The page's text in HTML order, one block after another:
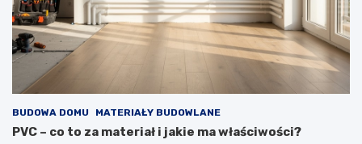
BUDOWA DOMU MATERIAŁY BUDOWLANE
PVC – co to za materiał i jakie ma właściwości?